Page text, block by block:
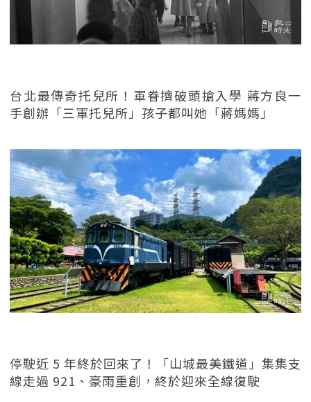
台北最傳奇托兒所！軍眷擠破頭搶入學 蔣方良一
手創辦「三軍托兒所」孩子都叫她「蔣媽媽」
停駛近 5 年終於回來了！「山城最美鐵道」集集支
線走過 921、豪雨重創，終於迎來全線復駛